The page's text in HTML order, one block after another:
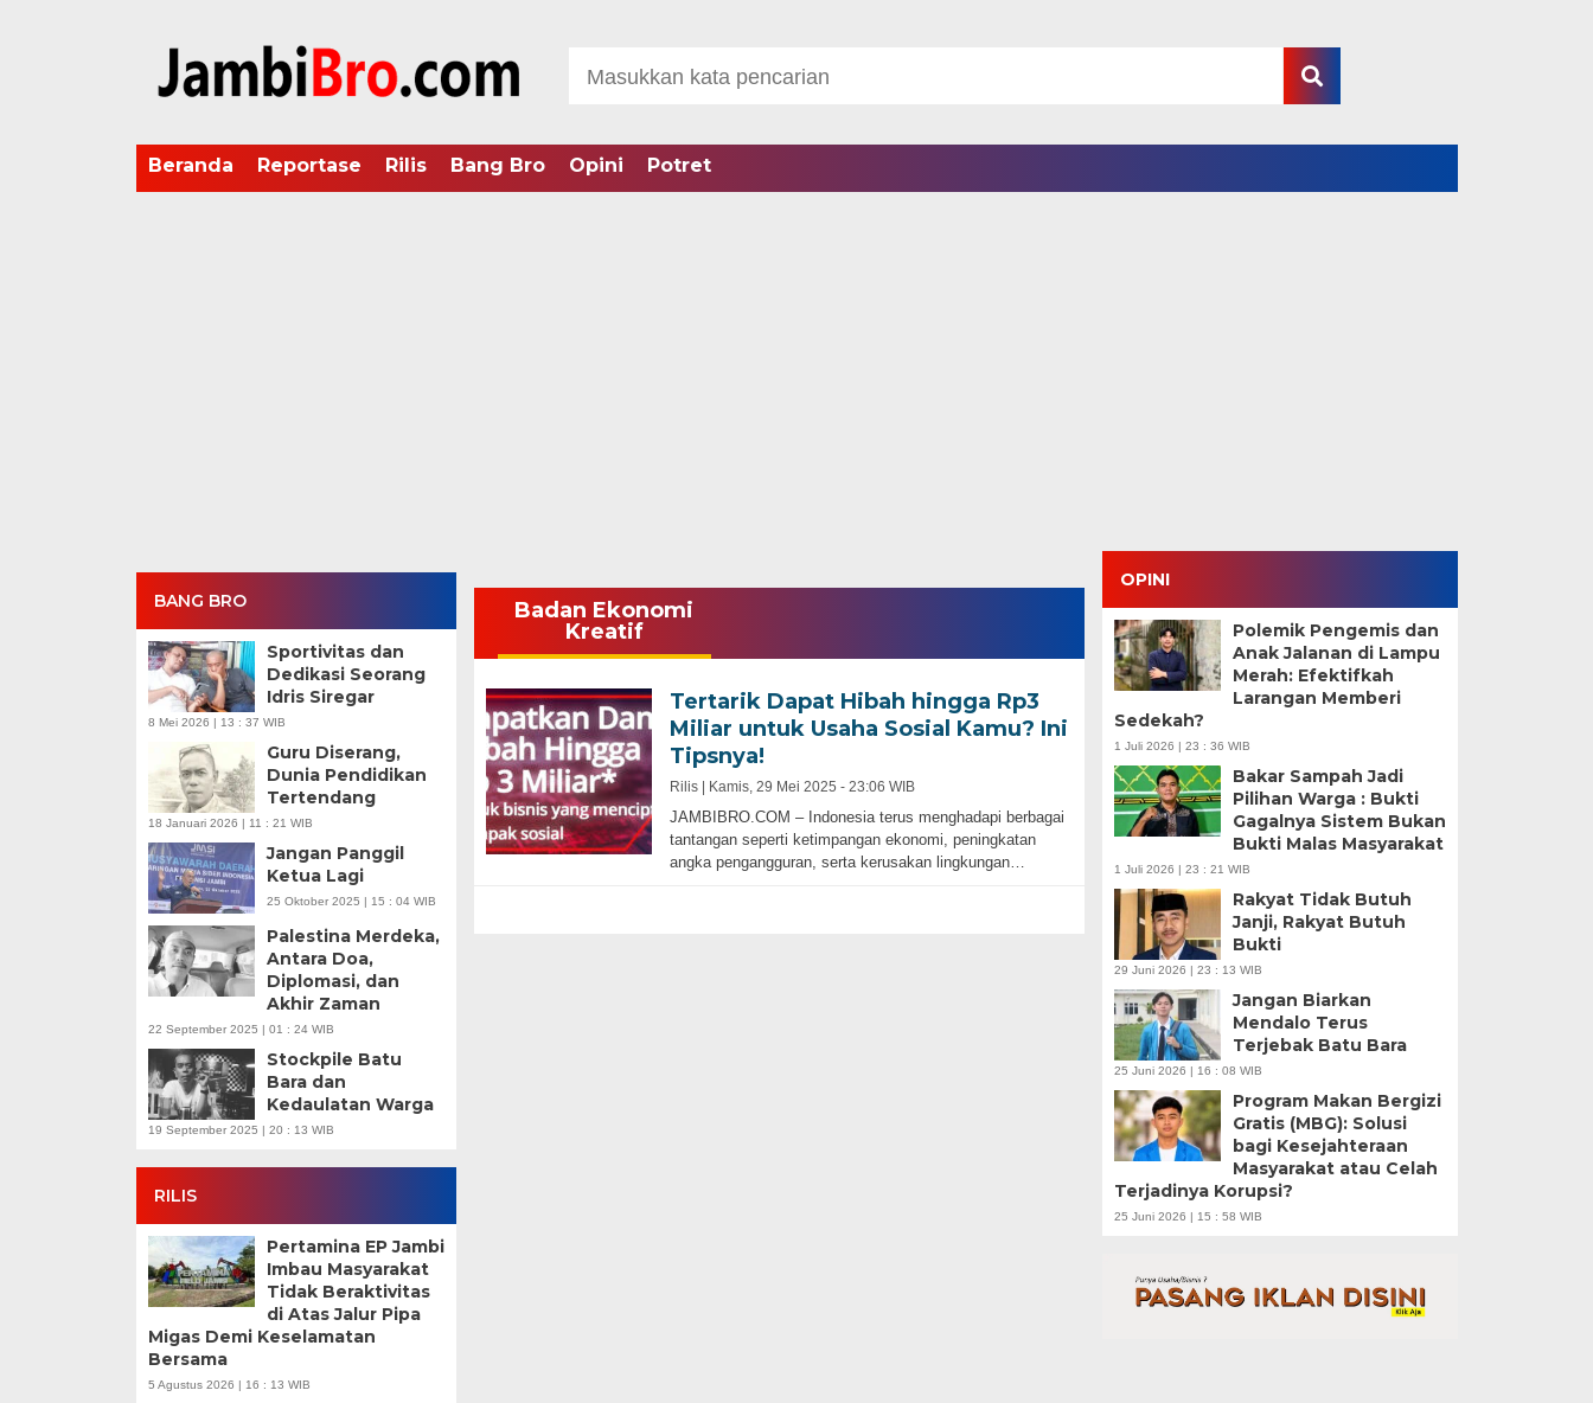
Beranda Reportase Rilis Bang Bro Opini Potret
BANG BRO
Sportivitas dan
Dedikasi Seorang
Idris Siregar
8 Mei 2026 | 13 : 37 WIB
Guru Diserang,
Dunia Pendidikan
Tertendang
18 Januari 2026 | 11 : 21 WIB
Jangan Panggil
Ketua Lagi
25 Oktober 2025 | 15 : 04 WIB
Palestina Merdeka,
Antara Doa,
Diplomasi, dan
Akhir Zaman
22 September 2025 | 01 : 24 WIB
Stockpile Batu
Bara dan
Kedaulatan Warga
19 September 2025 | 20 : 13 WIB
RILIS
Pertamina EP Jambi
Imbau Masyarakat
Tidak Beraktivitas
di Atas Jalur Pipa
Migas Demi Keselamatan
Bersama
5 Agustus 2026 | 16 : 13 WIB
Badan Ekonomi
Kreatif
Tertarik Dapat Hibah hingga Rp3
Miliar untuk Usaha Sosial Kamu? Ini
Tipsnya!
Rilis | Kamis, 29 Mei 2025 - 23:06 WIB
JAMBIBRO.COM – Indonesia terus menghadapi berbagai
tantangan seperti ketimpangan ekonomi, peningkatan
angka pengangguran, serta kerusakan lingkungan…
OPINI
Polemik Pengemis dan
Anak Jalanan di Lampu
Merah: Efektifkah
Larangan Memberi
Sedekah?
1 Juli 2026 | 23 : 36 WIB
Bakar Sampah Jadi
Pilihan Warga : Bukti
Gagalnya Sistem Bukan
Bukti Malas Masyarakat
1 Juli 2026 | 23 : 21 WIB
Rakyat Tidak Butuh
Janji, Rakyat Butuh
Bukti
29 Juni 2026 | 23 : 13 WIB
Jangan Biarkan
Mendalo Terus
Terjebak Batu Bara
25 Juni 2026 | 16 : 08 WIB
Program Makan Bergizi
Gratis (MBG): Solusi
bagi Kesejahteraan
Masyarakat atau Celah
Terjadinya Korupsi?
25 Juni 2026 | 15 : 58 WIB